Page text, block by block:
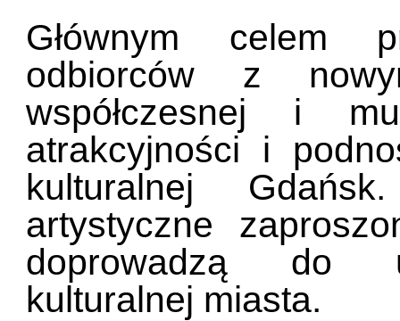
Głównym celem
odbiorców z
współczesnej i
atrakcyjności i
kulturalnej
artystyczne
doprowadzą do
kulturalnej miasta.